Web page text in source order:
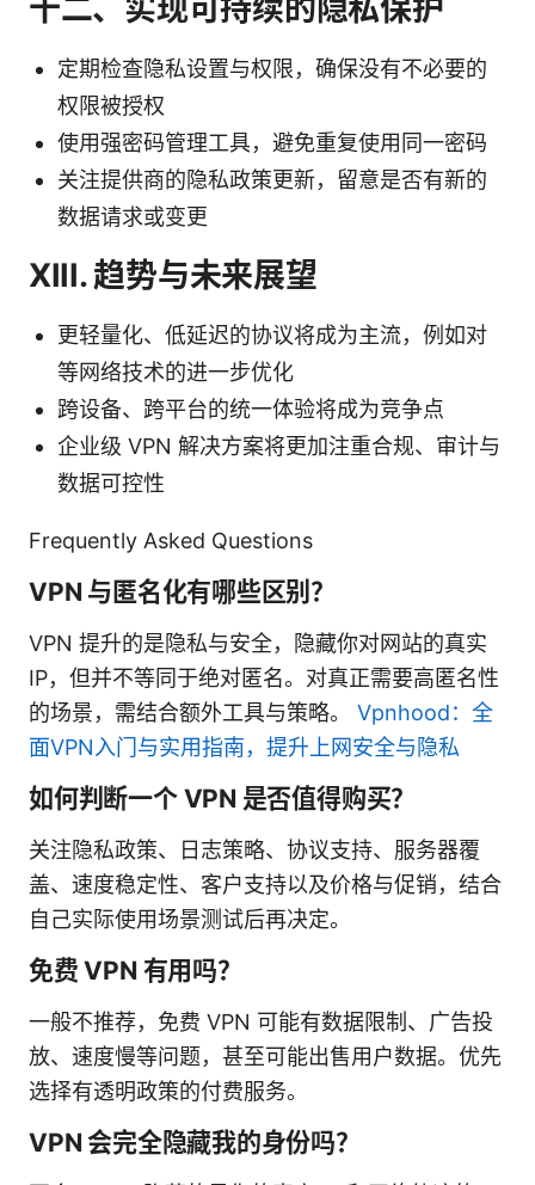
十二、实现可持续的隐私保护
定期检查隐私设置与权限，确保没有不必要的
权限被授权
使用强密码管理工具，避免重复使用同一密码
关注提供商的隐私政策更新，留意是否有新的
数据请求或变更
XIII. 趋势与未来展望
更轻量化、低延迟的协议将成为主流，例如对
等网络技术的进一步优化
跨设备、跨平台的统一体验将成为竞争点
企业级 VPN 解决方案将更加注重合规、审计与
数据可控性
Frequently Asked Questions
VPN 与匿名化有哪些区别？
VPN 提升的是隐私与安全，隐藏你对网站的真实
IP，但并不等同于绝对匿名。对真正需要高匿名性
的场景，需结合额外工具与策略。 Vpnhood：全
面VPN入门与实用指南，提升上网安全与隐私
如何判断一个 VPN 是否值得购买？
关注隐私政策、日志策略、协议支持、服务器覆
盖、速度稳定性、客户支持以及价格与促销，结合
自己实际使用场景测试后再决定。
免费 VPN 有用吗？
一般不推荐，免费 VPN 可能有数据限制、广告投
放、速度慢等问题，甚至可能出售用户数据。优先
选择有透明政策的付费服务。
VPN 会完全隐藏我的身份吗？